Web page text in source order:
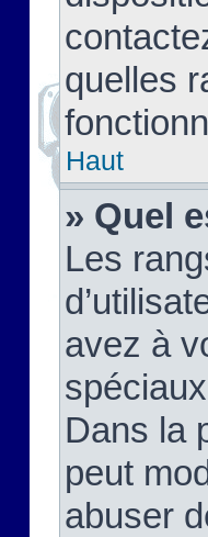
quelles
Haut
» Quel
Les
avez à
Dans la
peut
abuser